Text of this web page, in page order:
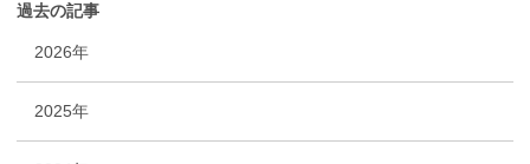
過去の記事
2026年
2025年